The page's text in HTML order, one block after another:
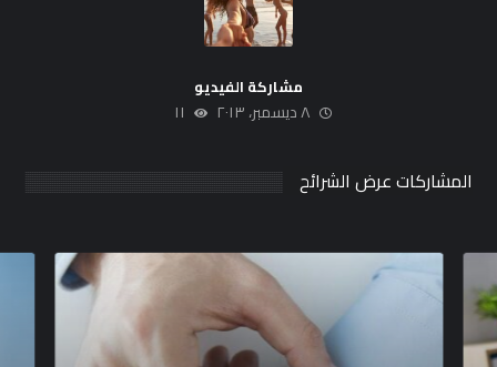
مشاركة الفيديو
٨ ديسمبر، ٢٠١٣ ١١
المشاركات عرض الشرائح